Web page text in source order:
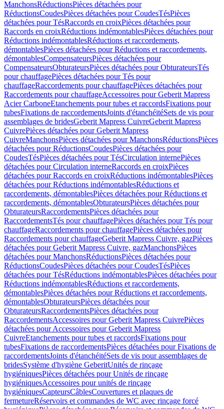
ManchonsRéductionsPièces détachées pour
RéductionsCoudesPièces détachées pour CoudesTésPièces
détachées pour TésRaccords en croixPièces détachées pour
Raccords en croixRéductions indémontablesPièces détachées pour
Réductions indémontablesRéductions et raccordements,
démontablesPièces détachées pour Réductions et raccordements,
démontablesCompensateursPièces détachées pour
CompensateursObturateursPièces détachées pour ObturateursTés
pour chauffagePièces détachées pour Tés pour
chauffageRaccordements pour chauffagePièces détachées pour
Raccordements pour chauffageAccessoires pour Geberit Mapress
Acier CarboneEtanchements pour tubes et raccordsFixations pour
tubesFixations de raccordementsJoints d'étanchéitéSets de vis pour
assemblages de bridesGeberit Mapress CuivreGeberit Mapress
CuivrePièces détachées pour Geberit Mapress
CuivreManchonsPièces détachées pour ManchonsRéductionsPièces
détachées pour RéductionsCoudesPièces détachées pour
CoudesTésPièces détachées pour TésCirculation internePièces
détachées pour Circulation interneRaccords en croixPièces
détachées pour Raccords en croixRéductions indémontablesPièces
détachées pour Réductions indémontablesRéductions et
raccordements, démontablesPièces détachées pour Réductions et
raccordements, démontablesObturateursPièces détachées pour
ObturateursRaccordementsPièces détachées pour
RaccordementsTés pour chauffagePièces détachées pour Tés pour
chauffageRaccordements pour chauffagePièces détachées pour
Raccordements pour chauffageGeberit Mapress Cuivre, gazPièces
détachées pour Geberit Mapress Cuivre, gazManchonsPièces
détachées pour ManchonsRéductionsPièces détachées pour
RéductionsCoudesPièces détachées pour CoudesTésPièces
détachées pour TésRéductions indémontablesPièces détachées pour
Réductions indémontablesRéductions et raccordements,
démontablesPièces détachées pour Réductions et raccordements,
démontablesObturateursPièces détachées pour
ObturateursRaccordementsPièces détachées pour
RaccordementsAccessoires pour Geberit Mapress CuivrePièces
détachées pour Accessoires pour Geberit Mapress
CuivreEtanchements pour tubes et raccordsFixations pour
tubesFixations de raccordementsPièces détachées pour Fixations de
raccordementsJoints d'étanchéitéSets de vis pour assemblages de
bridesSystème d'hygiène GeberitUnités de rinçage
hygiéniquesPièces détachées pour Unités de rinçage
hygiéniquesAccessoires pour unités de rinçage
hygiéniquesCapteursCâblesCouvertures et plaques de
fermetureRéservoirs et commandes de WC avec rinçage forcé